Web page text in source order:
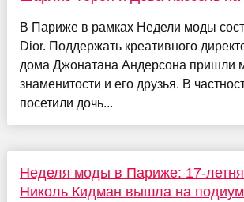
В Париже в рамках Недели моды
Dior. Поддержать креативного
дома Джонатана Андерсона пришли
знаменитости и его друзья. В
посетили дочь...
Неделя моды в Париже: 17-
Николь Кидман вышла на подиум